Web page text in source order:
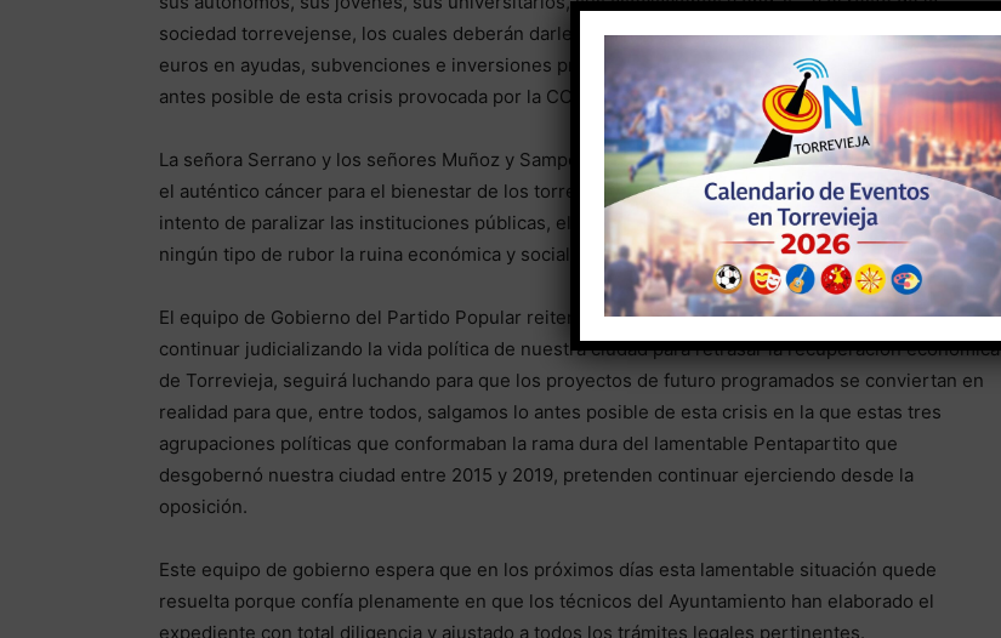
sociedad torrevejense, los cuales deberán darles las gracias por paralizar los cientos de miles de
euros en ayudas, subvenciones e inversiones presupuestados para que Torrevieja pueda salir lo
antes posible de esta crisis provocada por la COVID-19.
La señora Serrano y los señores Muñoz y Samper, vuelvan a quedar señalados como lo que son:
el auténtico cáncer para el bienestar de los torrevejenses, en los verdaderos protagonistas del
intento de paralizar las instituciones públicas, el bloqueo permanente sin sentido y querer sin
ningún tipo de rubor la ruina económica y social de la ciudad de Torrevieja.
El equipo de Gobierno del Partido Popular reitera de nuevo que, por mucho que pretendan
continuar judicializando la vida política de nuestra ciudad para retrasar la recuperación económica
de Torrevieja, seguirá luchando para que los proyectos de futuro programados se conviertan en
realidad para que, entre todos, salgamos lo antes posible de esta crisis en la que estas tres
agrupaciones políticas que conformaban la rama dura del lamentable Pentapartito que
desgobernó nuestra ciudad entre 2015 y 2019, pretenden continuar ejerciendo desde la
oposición.
Este equipo de gobierno espera que en los próximos días esta lamentable situación quede
resuelta porque confía plenamente en que los técnicos del Ayuntamiento han elaborado el
expediente con total diligencia y ajustado a todos los trámites legales pertinentes.